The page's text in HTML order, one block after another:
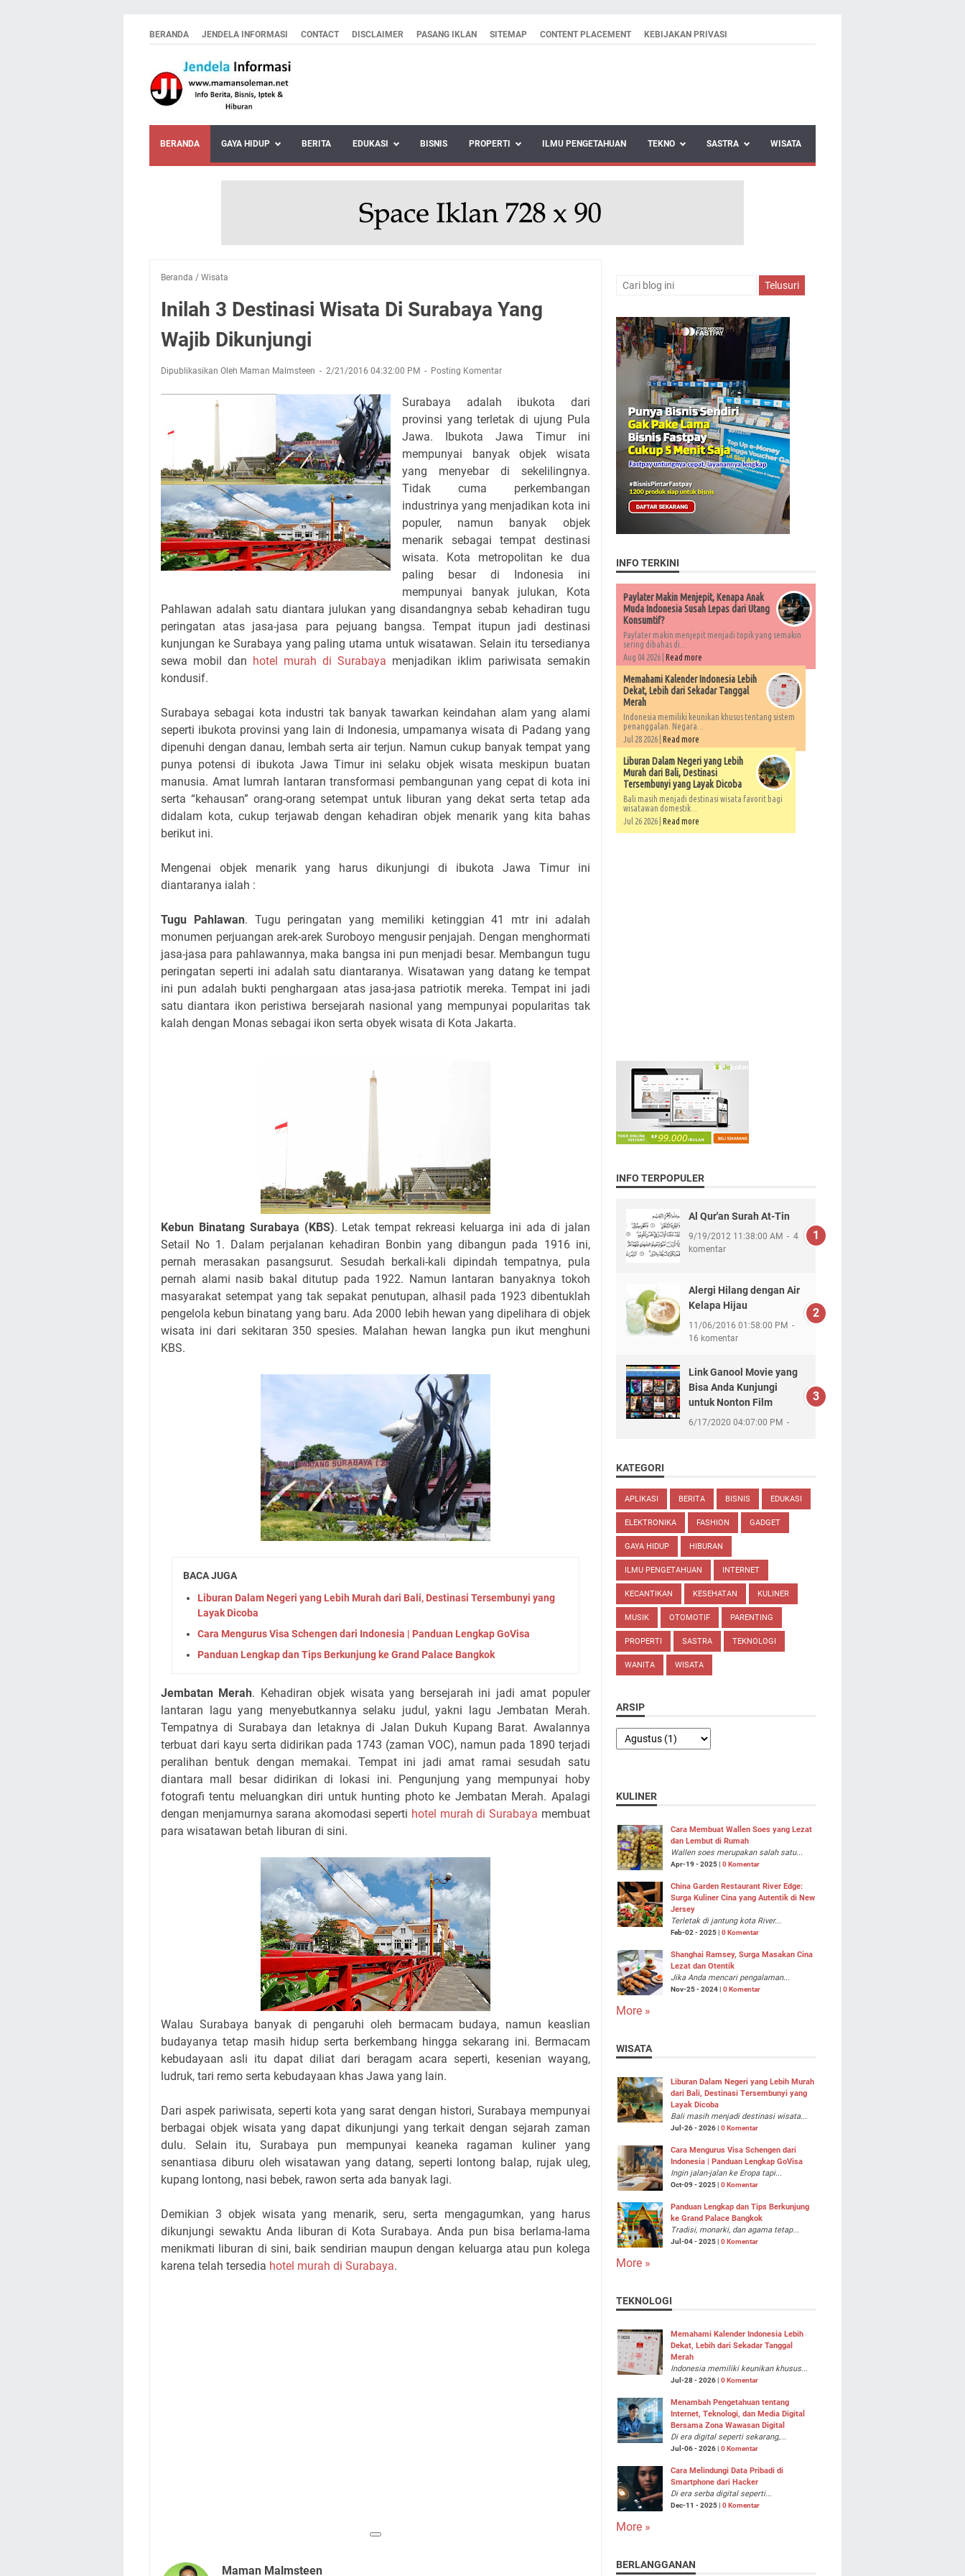
BERANDA JENDELA INFORMASI CONTACT DISCLAIMER PASANG IKLAN SITEMAP CONTENT PLACEMENT KEBIJAKAN PRIVASI
BERANDA GAYA HIDUP BERITA EDUKASI BISNIS PROPERTI ILMU PENGETAHUAN TEKNO SASTRA WISATA
Beranda / Wisata
Inilah 3 Destinasi Wisata Di Surabaya Yang
Wajib Dikunjungi
Dipublikasikan Oleh Maman Malmsteen 2/21/2016 04:32:00 PM Posting Komentar
Surabaya adalah ibukota dari
provinsi yang terletak di ujung Pula
Jawa. Ibukota Jawa Timur ini
mempunyai banyak objek wisata
yang menyebar di sekelilingnya.
Tidak cuma perkembangan
industrinya yang menjadikan kota ini
populer, namun banyak objek
menarik sebagai tempat destinasi
wisata. Kota metropolitan ke dua
paling besar di Indonesia ini
mempunyai banyak julukan, Kota
Pahlawan adalah satu diantara julukan yang disandangnya sebab kehadiran tugu
peringatan atas jasa-jasa para pejuang bangsa. Tempat itupun jadi destinasi
kunjungan ke Surabaya yang paling utama untuk wisatawan. Selain itu tersedianya
sewa mobil dan hotel murah di Surabaya menjadikan iklim pariwisata semakin
kondusif.
Surabaya sebagai kota industri tak banyak tawarkan keindahan alam yang alami
seperti ibukota provinsi yang lain di Indonesia, umpamanya wisata di Padang yang
dipenuhi dengan danau, lembah serta air terjun. Namun cukup banyak tempat yang
punya potensi di ibukota Jawa Timur ini selaku objek wisata meskipun buatan
manusia. Amat lumrah lantaran transformasi pembangunan yang cepat di kota ini
serta “kehausan” orang-orang setempat untuk liburan yang dekat serta tetap ada
didalam kota, cukup terjawab dengan kehadiran objek menarik yang kita bahas
berikut ini.
Mengenai objek menarik yang harus dikunjungi di ibukota Jawa Timur ini
diantaranya ialah :
Tugu Pahlawan. Tugu peringatan yang memiliki ketinggian 41 mtr ini adalah
monumen perjuangan arek-arek Suroboyo mengusir penjajah. Dengan menghormati
jasa-jasa para pahlawannya, maka bangsa ini pun menjadi besar. Membangun tugu
peringatan seperti ini adalah satu diantaranya. Wisatawan yang datang ke tempat
ini pun adalah bukti penghargaan atas jasa-jasa patriotik mereka. Tempat ini jadi
satu diantara ikon peristiwa bersejarah nasional yang mempunyai popularitas tak
kalah dengan Monas sebagai ikon serta obyek wisata di Kota Jakarta.
Kebun Binatang Surabaya (KBS). Letak tempat rekreasi keluarga ini ada di jalan
Setail No 1. Dalam perjalanan kehadiran Bonbin yang dibangun pada 1916 ini,
pernah merasakan pasangsurut. Sesudah berkali-kali dipindah tempatnya, pula
pernah alami nasib bakal ditutup pada 1922. Namun lantaran banyaknya tokoh
masyarakat setempat yang tak sepakat penutupan, alhasil pada 1923 dibentuklah
pengelola kebun binatang yang baru. Ada 2000 lebih hewan yang dipelihara di objek
wisata ini dari sekitaran 350 spesies. Malahan hewan langka pun ikut menghuni
KBS.
BACA JUGA
Liburan Dalam Negeri yang Lebih Murah dari Bali, Destinasi Tersembunyi yang
Layak Dicoba
Cara Mengurus Visa Schengen dari Indonesia | Panduan Lengkap GoVisa
Panduan Lengkap dan Tips Berkunjung ke Grand Palace Bangkok
Jembatan Merah. Kehadiran objek wisata yang bersejarah ini jadi amat populer
lantaran lagu yang menyebutkannya selaku judul, yakni lagu Jembatan Merah.
Tempatnya di Surabaya dan letaknya di Jalan Dukuh Kupang Barat. Awalannya
terbuat dari kayu serta didirikan pada 1743 (zaman VOC), namun pada 1890 terjadi
peralihan bentuk dengan memakai. Tempat ini jadi amat ramai sesudah satu
diantara mall besar didirikan di lokasi ini. Pengunjung yang mempunyai hoby
fotografi tentu meluangkan diri untuk hunting photo ke Jembatan Merah. Apalagi
dengan menjamurnya sarana akomodasi seperti hotel murah di Surabaya membuat
para wisatawan betah liburan di sini.
Walau Surabaya banyak di pengaruhi oleh bermacam budaya, namun keaslian
budayanya tetap masih hidup serta berkembang hingga sekarang ini. Bermacam
kebudayaan asli itu dapat diliat dari beragam acara seperti, kesenian wayang,
ludruk, tari remo serta kebudayaan khas Jawa yang lain.
Dari aspek pariwisata, seperti kota yang sarat dengan histori, Surabaya mempunyai
berbagai objek wisata yang dapat dikunjungi yang terkait dengan sejarah zaman
dulu. Selain itu, Surabaya pun mempunyai keaneka ragaman kuliner yang
senantiasa diburu oleh wisatawan yang datang, seperti lontong balap, rujak uleg,
kupang lontong, nasi bebek, rawon serta ada banyak lagi.
Demikian 3 objek wisata yang menarik, seru, serta mengagumkan, yang harus
dikunjungi sewaktu Anda liburan di Kota Surabaya. Anda pun bisa berlama-lama
menikmati liburan di sini, baik sendirian maupun dengan keluarga atau pun kolega
karena telah tersedia hotel murah di Surabaya.
Maman Malmsteen
INFO TERKINI
Paylater Makin Menjepit, Kenapa Anak
Muda Indonesia Susah Lepas dari Utang
Konsumtif?
Paylater makin menjepit menjadi topik yang semakin
sering dibahas di...
Aug 04 2026 | Read more
Memahami Kalender Indonesia Lebih
Dekat, Lebih dari Sekadar Tanggal
Merah
Indonesia memiliki keunikan khusus tentang sistem
penanggalan. Negara...
Jul 28 2026 | Read more
Liburan Dalam Negeri yang Lebih
Murah dari Bali, Destinasi
Tersembunyi yang Layak Dicoba
Bali masih menjadi destinasi wisata favorit bagi
wisatawan domestik...
Jul 26 2026 | Read more
INFO TERPOPULER
Al Qur'an Surah At-Tin
9/19/2012 11:38:00 AM
4
komentar
Alergi Hilang dengan Air
Kelapa Hijau
11/06/2016 01:58:00 PM
16 komentar
Link Ganool Movie yang
Bisa Anda Kunjungi
untuk Nonton Film
6/17/2020 04:07:00 PM
KATEGORI
APLIKASI BERITA BISNIS EDUKASI
ELEKTRONIKA FASHION GADGET
GAYA HIDUP HIBURAN
ILMU PENGETAHUAN INTERNET
KECANTIKAN KESEHATAN KULINER
MUSIK OTOMOTIF PARENTING
PROPERTI SASTRA TEKNOLOGI
WANITA WISATA
ARSIP
KULINER
Cara Membuat Wallen Soes yang Lezat
dan Lembut di Rumah
Wallen soes merupakan salah satu...
Apr-19 - 2025 | 0 Komentar
China Garden Restaurant River Edge:
Surga Kuliner Cina yang Autentik di New
Jersey
Terletak di jantung kota River...
Feb-02 - 2025 | 0 Komentar
Shanghai Ramsey, Surga Masakan Cina
Lezat dan Otentik
Jika Anda mencari pengalaman...
Nov-25 - 2024 | 0 Komentar
More »
WISATA
Liburan Dalam Negeri yang Lebih Murah
dari Bali, Destinasi Tersembunyi yang
Layak Dicoba
Bali masih menjadi destinasi wisata...
Jul-26 - 2026 | 0 Komentar
Cara Mengurus Visa Schengen dari
Indonesia | Panduan Lengkap GoVisa
Ingin jalan-jalan ke Eropa tapi...
Oct-09 - 2025 | 0 Komentar
Panduan Lengkap dan Tips Berkunjung
ke Grand Palace Bangkok
Tradisi, monarki, dan agama tetap...
Jul-04 - 2025 | 0 Komentar
More »
TEKNOLOGI
Memahami Kalender Indonesia Lebih
Dekat, Lebih dari Sekadar Tanggal
Merah
Indonesia memiliki keunikan khusus...
Jul-28 - 2026 | 0 Komentar
Menambah Pengetahuan tentang
Internet, Teknologi, dan Media Digital
Bersama Zona Wawasan Digital
Di era digital seperti sekarang,...
Jul-06 - 2026 | 0 Komentar
Cara Melindungi Data Pribadi di
Smartphone dari Hacker
Di era serba digital seperti...
Dec-11 - 2025 | 0 Komentar
More »
BERLANGGANAN